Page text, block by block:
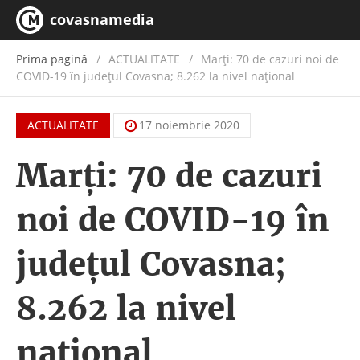
covasnamedia
Prima pagină ACTUALITATE / Marți: 70 de cazuri noi de
COVID-19 în județul Covasna; 8.262 la nivel național
ACTUALITATE 17 noiembrie 2020
Marți: 70 de cazuri
noi de COVID-19 în
județul Covasna;
8.262 la nivel